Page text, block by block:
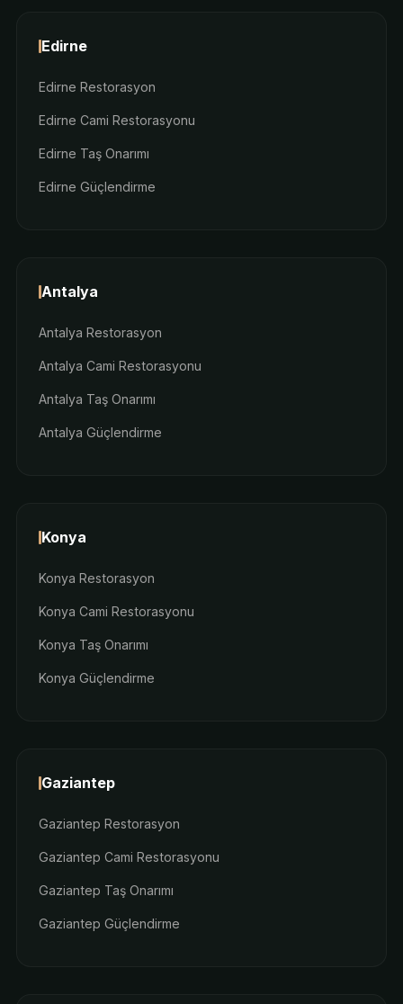
Edirne
Edirne Restorasyon
Edirne Cami Restorasyonu
Edirne Taş Onarımı
Edirne Güçlendirme
Antalya
Antalya Restorasyon
Antalya Cami Restorasyonu
Antalya Taş Onarımı
Antalya Güçlendirme
Konya
Konya Restorasyon
Konya Cami Restorasyonu
Konya Taş Onarımı
Konya Güçlendirme
Gaziantep
Gaziantep Restorasyon
Gaziantep Cami Restorasyonu
Gaziantep Taş Onarımı
Gaziantep Güçlendirme